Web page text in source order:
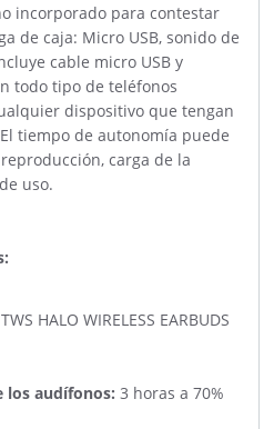
incorporado para contestar
de caja: Micro USB, sonido de
cable micro USB y
todo tipo de teléfonos
dispositivo que tengan
tiempo de autonomía puede
carga de la
uso.
HALO WIRELESS EARBUDS
los audífonos: 3 horas a 70%